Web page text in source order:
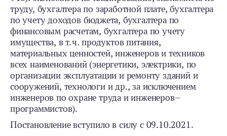
труду, бухгалтера по заработной плате, бухгалтера
по учету доходов бюджета, бухгалтера по
финансовым расчетам, бухгалтера по учету
имущества, в т. ч. продуктов питания,
материальных ценностей, инженеров и техников
всех наименований (энергетики, электрики, по
организации эксплуатации и ремонту зданий и
сооружений, технологи и др., за исключением
инженеров по охране труда и инженеров-­
программистов).
Постановление вступило в силу с 09.10.2021.